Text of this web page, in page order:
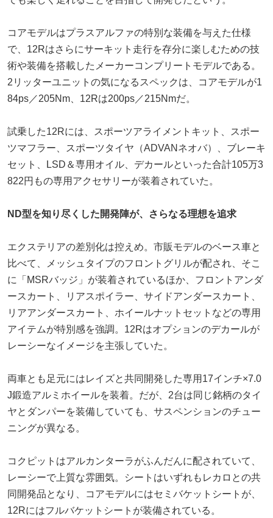
コアモデルはプラスアルファの特別な装備を与えた仕様
で、12Rはさらにサーキット走行を存分に楽しむための技
術や装備を搭載したメーカーコンプリートモデルである。
2リッターユニットの気になるスペックは、コアモデルが1
84ps／205Nm、12Rは200ps／215Nmだ。
試乗した12Rには、スポーツアライメントキット、スポー
ツマフラー、スポーツタイヤ（ADVANネオバ）、ブレーキ
セット、LSD＆専用オイル、デカールといった合計105万3
822円もの専用アクセサリーが装着されていた。
ND型を知り尽くした開発陣が、さらなる理想を追求
エクステリアの差別化は控えめ。市販モデルのベース車と
比べて、メッシュタイプのフロントグリルが配され、そこ
に「MSRバッジ」が装着されているほか、フロントアンダ
ースカート、リアスポイラー、サイドアンダースカート、
リアアンダースカート、ホイールナットセットなどの専用
アイテムが特別感を強調。12Rはオプションのデカールが
レーシーなイメージを主張していた。
両車とも足元にはレイズと共同開発した専用17インチ×7.0
J鍛造アルミホイールを装着。だが、2台は同じ銘柄のタイ
ヤとダンパーを装備していても、サスペンションのチュー
ニングが異なる。
コクピットはアルカンターラがふんだんに配されていて、
レーシーで上質な雰囲気。シートはいずれもレカロとの共
同開発品となり、コアモデルにはセミバケットシートが、
12Rにはフルバケットシートが装備されている。